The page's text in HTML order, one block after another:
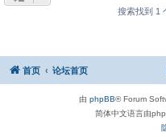
搜索找到 1
首页 论坛首页
由 phpBB® Forum
简体中文语言由